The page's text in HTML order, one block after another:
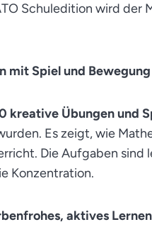
Schuledition wird der
mit Spiel und Bewegung
kreative Übungen und
Es zeigt, wie
Die Aufgaben
Konzentration.
aktives Lernen